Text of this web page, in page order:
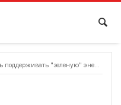
"зеленую" энергетику?